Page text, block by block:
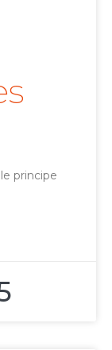
principe